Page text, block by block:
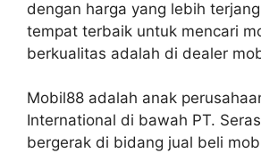
dengan harga yang lebih
tempat terbaik untuk mencari
berkualitas adalah di dealer
Mobil88 adalah anak
International di bawah PT.
bergerak di bidang jual beli